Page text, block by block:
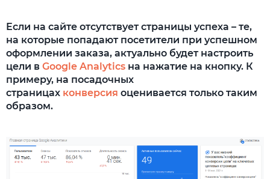
Если на сайте отсутствует страницы успеха – те,
на которые попадают посетители при успешном
оформлении заказа, актуально будет настроить
цели в Google Analytics на нажатие на кнопку. К
примеру, на посадочных
страницах конверсия оценивается только таким
образом.